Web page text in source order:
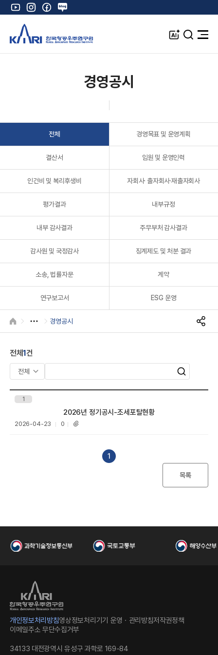
유
튜
인
스
타
그
램
페
이
북
네
이
블
로
K
A
R
한
A
검
전
경영공시
전체 경영목표 및 운영계획
결산서 임원 및 운영인력
인건비 및 복리후생비 자회사· 출자회사·재출자회사
평가결과 내부규정
내부 감사결과 주무부처 감사결과
감사원 및 국정감사 징계제도 및 처분 결과
소송, 법률자문 계약
연구보고서 ESG 운영
HOME 경영공시
S
N
전체1건
색
어
검
1
제목
2026년 정기공시-조세포탈현황
등
2026-04-23
조
0
첨
1
목록
개인정보처리방침영상정보처리기기 운영ㆍ관리방침저작권정책
이메일주소 무단수집거부
34133 대전광역시 유성구 과학로 169-84